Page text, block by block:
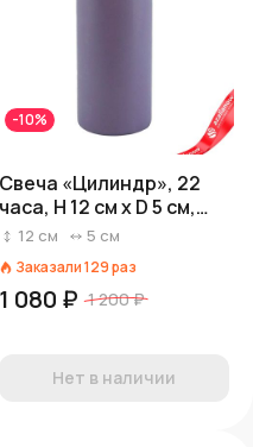
-10%
Свеча «Цилиндр», 22
часа, H 12 см x D 5 см,
лавандовый
12 см 5 см
Заказали129раз
1 080 ₽ 1 200 ₽
Нет в наличии